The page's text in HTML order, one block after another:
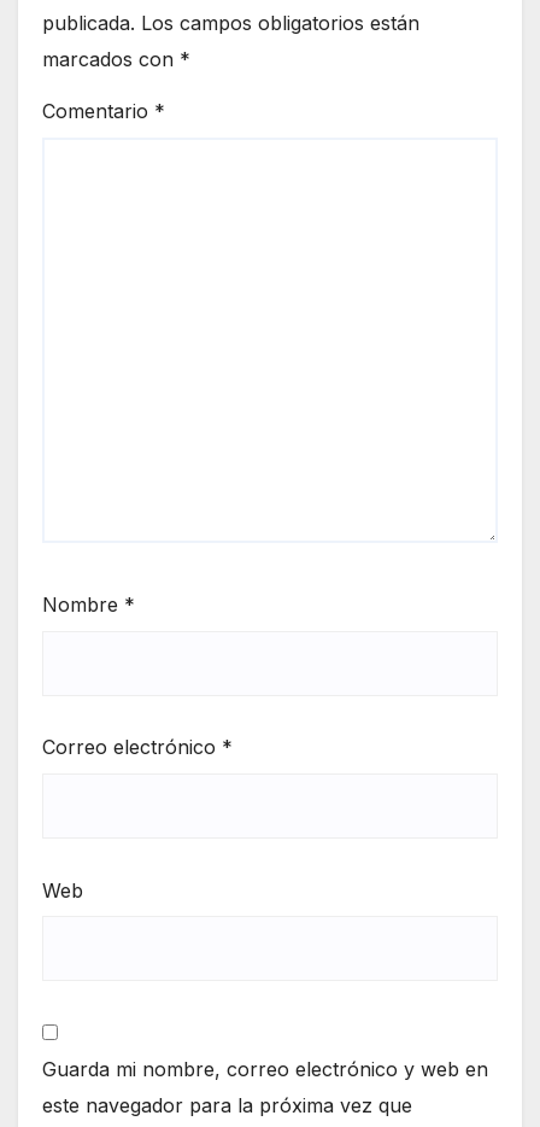
publicada. Los campos obligatorios están
marcados con *
Comentario *
Nombre *
Correo electrónico *
Web
Guarda mi nombre, correo electrónico y web en
este navegador para la próxima vez que